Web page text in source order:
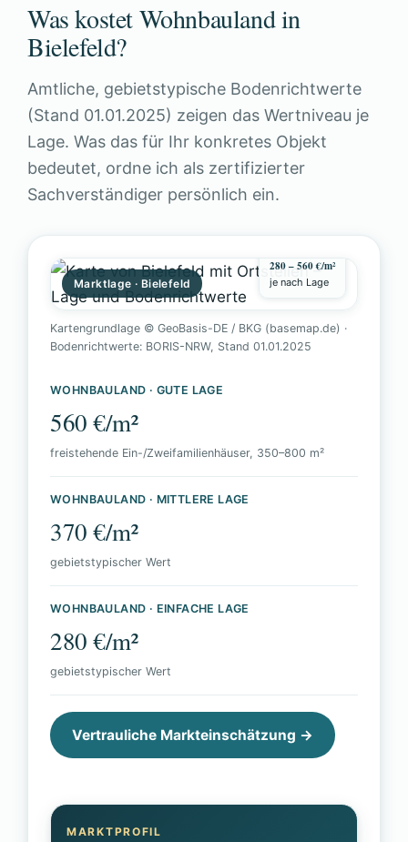
Was kostet Wohnbauland in
Bielefeld?
Amtliche, gebietstypische Bodenrichtwerte
(Stand 01.01.2025) zeigen das Wertniveau je
Lage. Was das für Ihr konkretes Objekt
bedeutet, ordne ich als zertifizierter
Sachverständiger persönlich ein.
Marktlage · Bielefeld
280 – 560 €/m²
je nach Lage
Kartengrundlage © GeoBasis-DE / BKG (basemap.de) ·
Bodenrichtwerte: BORIS-NRW, Stand 01.01.2025
WOHNBAULAND · GUTE LAGE
560 €/m²
freistehende Ein-/Zweifamilienhäuser, 350–800 m²
WOHNBAULAND · MITTLERE LAGE
370 €/m²
gebietstypischer Wert
WOHNBAULAND · EINFACHE LAGE
280 €/m²
gebietstypischer Wert
Vertrauliche Markteinschätzung →
MARKTPROFIL